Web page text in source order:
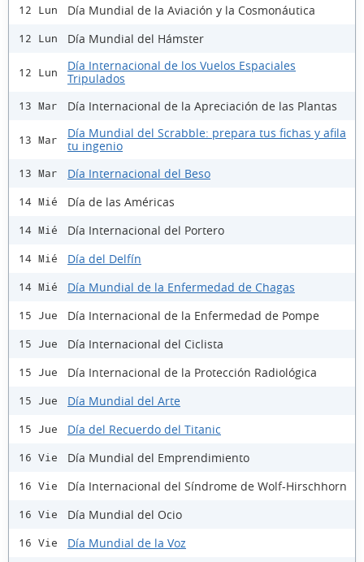
12 Lun Día Mundial de la Aviación y la Cosmonáutica
12 Lun Día Mundial del Hámster
12 Lun
Día Internacional de los Vuelos Espaciales
Tripulados
13 Mar Día Internacional de la Apreciación de las Plantas
13 Mar
Día Mundial del Scrabble: prepara tus fichas y afila
tu ingenio
13 Mar Día Internacional del Beso
14 Mié Día de las Américas
14 Mié Día Internacional del Portero
14 Mié Día del Delfín
14 Mié Día Mundial de la Enfermedad de Chagas
15 Jue Día Internacional de la Enfermedad de Pompe
15 Jue Día Internacional del Ciclista
15 Jue Día Internacional de la Protección Radiológica
15 Jue Día Mundial del Arte
15 Jue Día del Recuerdo del Titanic
16 Vie Día Mundial del Emprendimiento
16 Vie Día Internacional del Síndrome de Wolf-Hirschhorn
16 Vie Día Mundial del Ocio
16 Vie Día Mundial de la Voz